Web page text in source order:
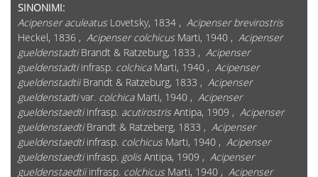
SINONIMI:
Acipenser aculeatus Lovetsky, 1834 , Acipenser brevirostris
Heckel, 1836 , Acipenser colchicus Marti, 1940 , Acipenser
gueldenstadtiBrandt & Ratzeburg, 1833 , Acipenser
gueldenstadtiinfrasp. colchicaMarti, 1940 , Acipenser
gueldenstadtiiBrandt & Ratzeburg, 1833 , Acipenser
gueldenstadtivar. colchicaMarti, 1940 , Acipenser
gueldenstaedtiinfrasp. acutirostris Antipa, 1909 , Acipenser
gueldenstaedtiBrandt & Ratzeberg, 1833 , Acipenser
gueldenstaedtiinfrasp. colchicus Marti, 1940 , Acipenser
gueldenstaedtiinfrasp. golis Antipa, 1909 , Acipenser
gueldenstaedtiiinfrasp. colchicus Marti, 1940 , Acipenser